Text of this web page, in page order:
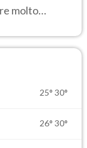
molto
25° 30°
26° 30°